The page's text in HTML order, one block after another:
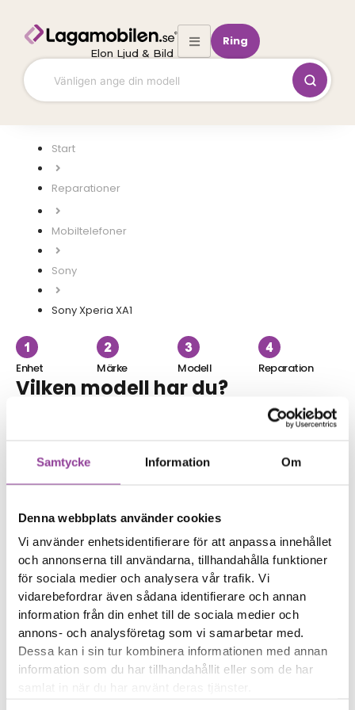
Samtycke Information Om
Denna webbplats använder cookies
Vi använder enhetsidentifierare för att anpassa innehållet
och annonserna till användarna, tillhandahålla funktioner
för sociala medier och analysera vår trafik. Vi
vidarebefordrar även sådana identifierare och annan
information från din enhet till de sociala medier och
annons- och analysföretag som vi samarbetar med.
Dessa kan i sin tur kombinera informationen med annan
information som du har tillhandahållit eller som de har
samlat in när du har använt deras tjänster.
innehåll
Elon Ljud & Bild
Ring
Start
Mobiltelefoner
Sony
Sony Xperia XA1
Enhet Märke Modell Reparation
Vilken modell har du?
Eller välj reparation
Skärmbyte
Sony Xperia XA1
Byte av skärm Kvalité A
(Original Display)
1 399,00kr
Batteri
Sony Xperia XA1
Byte av batteri
599,00kr
Klicka här
Laddning
Sony Xperia XA1
Byte av
laddningskontakt
499,00kr
Klicka här
Baksida
Sony Xperia XA1
Byte av baksida
399,00kr
Kamera Kamera